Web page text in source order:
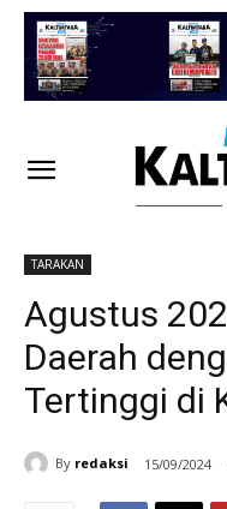
TARAKAN
Agustus
Daerah
Tertinggi di
By redaksi 15/09/2024